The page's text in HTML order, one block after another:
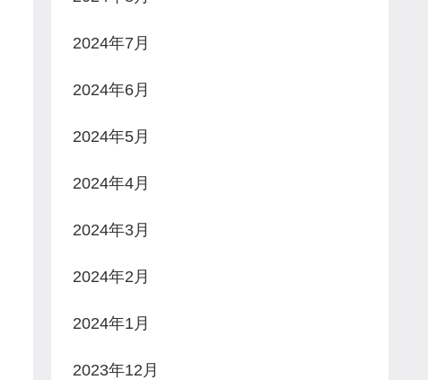
2024年7月
2024年6月
2024年5月
2024年4月
2024年3月
2024年2月
2024年1月
2023年12月